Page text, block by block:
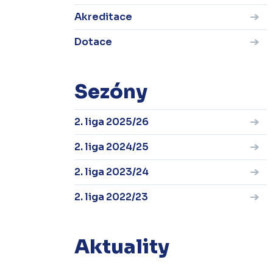
Akreditace
Dotace
Sezóny
2. liga 2025/26
2. liga 2024/25
2. liga 2023/24
2. liga 2022/23
Aktuality